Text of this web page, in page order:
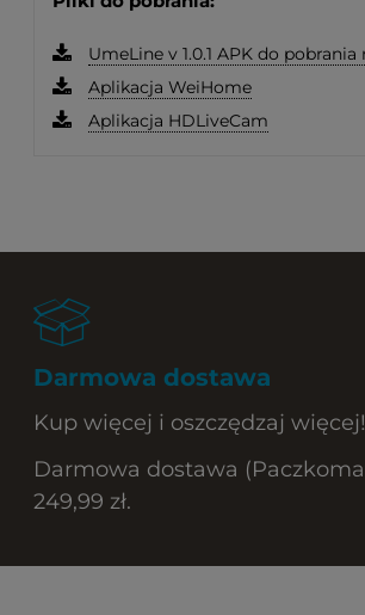
UmeLine v 1.0.1 APK do pobrania
Aplikacja WeiHome
Aplikacja HDLiveCam
Darmowa dostawa
Kup więcej i oszczędzaj więcej!
Darmowa dostawa
249,99 zł.